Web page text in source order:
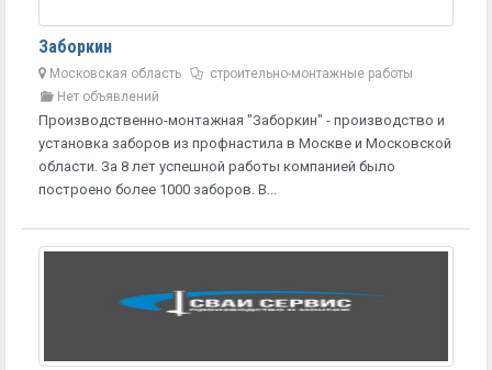
Заборкин
Московская область
строительно-монтажные работы
Нет объявлений
Производственно-монтажная "Заборкин" - производство и
установка заборов из профнастила в Москве и Московской
области. За 8 лет успешной работы компанией было
построено более 1000 заборов. В...